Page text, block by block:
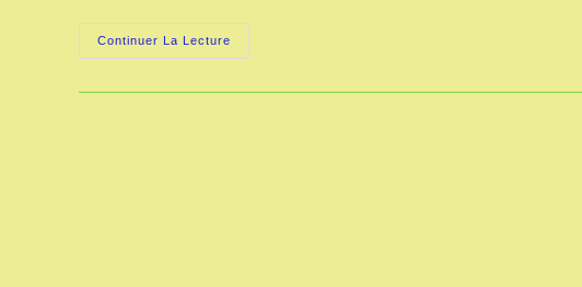
Continuer La Lecture
FOIRE